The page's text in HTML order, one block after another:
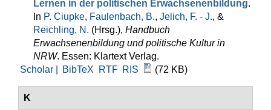
Lernen in der politischen Erwachsenenbildung.
In P. Ciupke, Faulenbach, B., Jelich, F. - J., &
Reichling, N. (Hrsg.), Handbuch
Erwachsenenbildung und politische Kultur in
NRW. Essen: Klartext Verlag.
Scholar |
BibTeX RTF RIS (72 KB)
K